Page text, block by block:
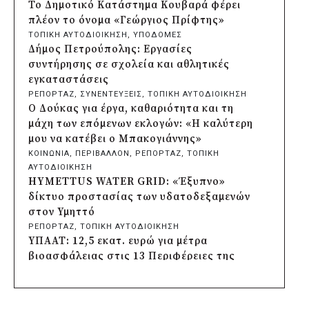
πριν από 2 μέρες
Δήμος Σαρωνικού: Βανδάλισαν το
εκκλησάκι της Μεταμόρφωσης του
Σωτήρος
πριν από 2 μέρες
Περιφέρεια Αττικής: Έξι συμπεράσματα
για την ψηφιακή μετάβαση των
επιχειρήσεων
πριν από 2 μέρες
Δήμος Σαρωνικού και ΑΡΧΕΛΩΝ
ενημερώνουν τους λουόμενους για τη
συνύπαρξη με τις θαλάσσιες χελώνες
πριν από 2 μέρες
Δήμος Κυθήρων: Απαγόρευση πρόσβασης
στην παραλία Λυκοδήμου για λόγους
ασφαλείας
πριν από 2 μέρες
Το Δημοτικό Κατάστημα Κουβαρά φέρει
πλέον το όνομα «Γεώργιος Πρίφτης»
ΤΟΠΙΚΗ ΑΥΤΟΔΙΟΙΚΗΣΗ , ΥΠΟΔΟΜΕΣ
Δήμος Πετρούπολης: Εργασίες
συντήρησης σε σχολεία και αθλητικές
εγκαταστάσεις
ΡΕΠΟΡΤΑΖ, ΣΥΝΕΝΤΕΥΞΕΙΣ, ΤΟΠΙΚΗ ΑΥΤΟΔΙΟΙΚΗΣΗ
Ο Δούκας για έργα, καθαριότητα και τη
μάχη των επόμενων εκλογών: «Η καλύτερη
μου να κατέβει ο Μπακογιάννης»
ΚΟΙΝΩΝΙΑ, ΠΕΡΙΒΑΛΛΟΝ , ΡΕΠΟΡΤΑΖ, ΤΟΠΙΚΗ
ΑΥΤΟΔΙΟΙΚΗΣΗ
HYMETTUS WATER GRID: «Έξυπνο»
δίκτυο προστασίας των υδατοδεξαμενών
στον Υμηττό
ΡΕΠΟΡΤΑΖ, ΤΟΠΙΚΗ ΑΥΤΟΔΙΟΙΚΗΣΗ
ΥΠΑΑΤ: 12,5 εκατ. ευρώ για μέτρα
βιοασφάλειας στις 13 Περιφέρειες της
ΚΟΙΝΩΝΙΑ, ΤΟΠΙΚΗ ΑΥΤΟΔΙΟΙΚΗΣΗ, ΥΠΟΔΟΜΕΣ